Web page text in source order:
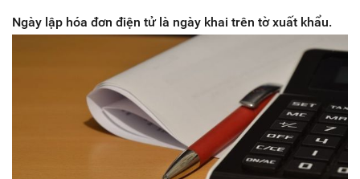
Ngày lập hóa đơn điện tử là ngày khai trên tờ xuất khẩu.